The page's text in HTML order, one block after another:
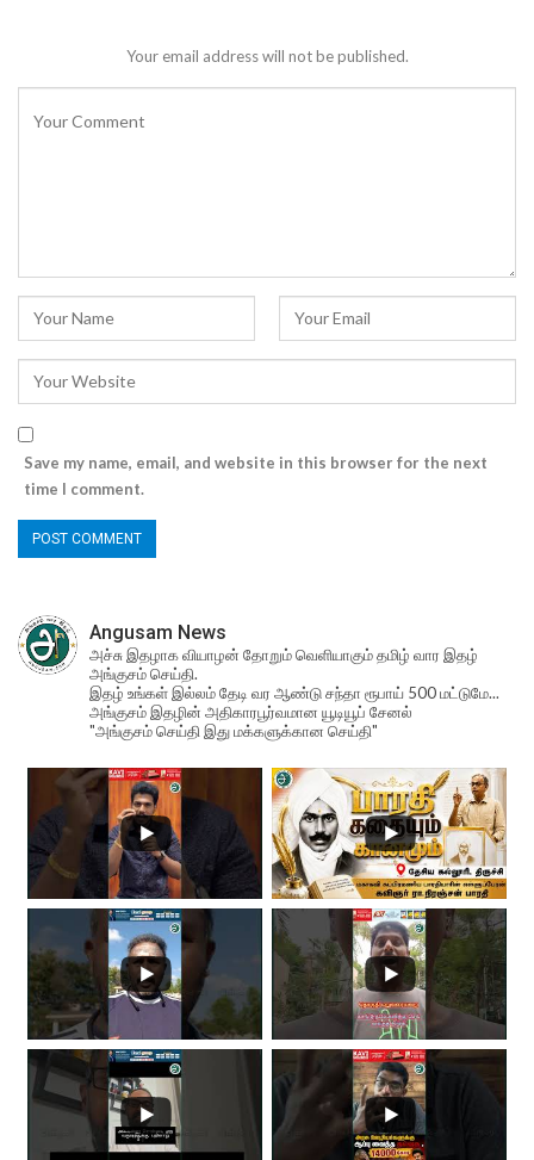
Your email address will not be published.
Save my name, email, and website in this browser for the next
time I comment.
Angusam News
அச்சு இதழாக வியாழன் தோறும் வெளியாகும் தமிழ் வார இதழ்
அங்குசம் செய்தி.
இதழ் உங்கள் இல்லம் தேடி வர ஆண்டு சந்தா ரூபாய் 500 மட்டுமே...
அங்குசம் இதழின் அதிகாரபூர்வமான யூடியூப் சேனல்
"அங்குசம் செய்தி இது மக்களுக்கான செய்தி"